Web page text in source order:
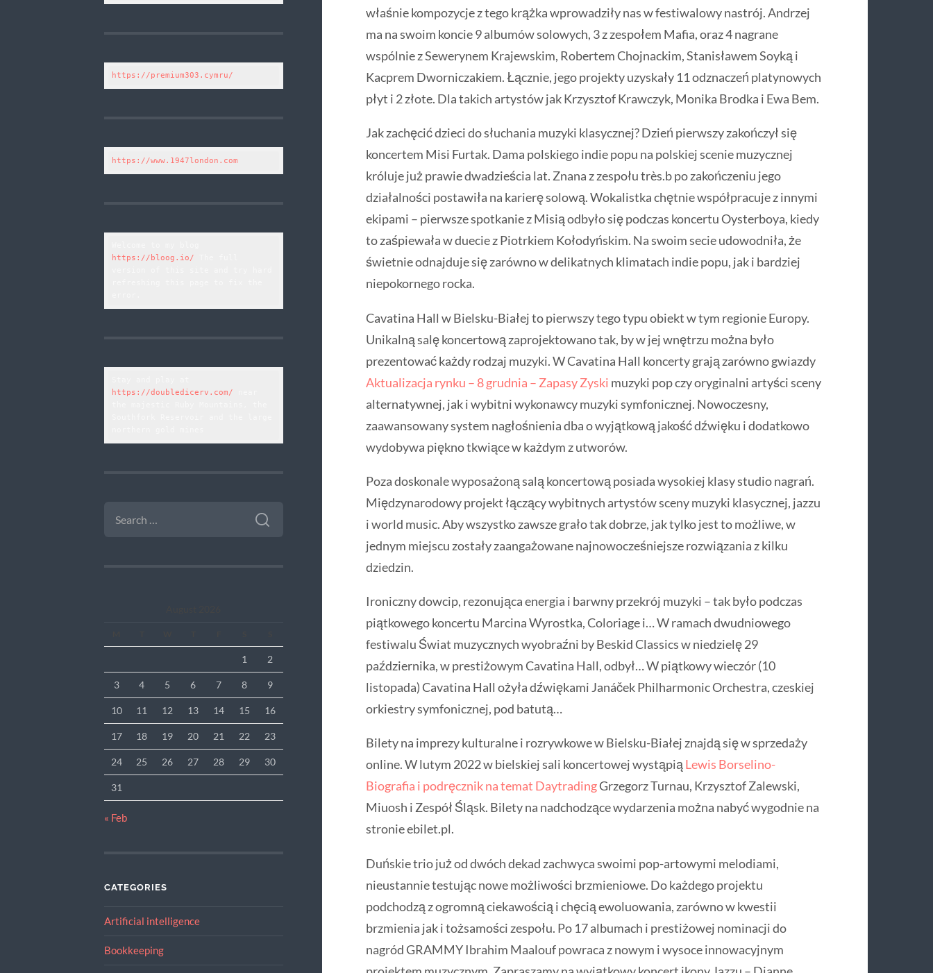
https://premium303.cymru/
https://www.1947london.com
https://bloog.io/
https://doubledicerv.com/
FOR:
1 2
3 4 5 6 7 8 9
10 11 12 13 14 15 16
17 18 19 20 21 22 23
24 25 26 27 28 29 30
31
« Feb
CATEGORIES
Artificial intelligence
Bookkeeping
właśnie kompozycje z tego krążka wprowadziły nas w festiwalowy nastrój. Andrzej
ma na swoim koncie 9 albumów solowych, 3 z zespołem Mafia, oraz 4 nagrane
wspólnie z Sewerynem Krajewskim, Robertem Chojnackim, Stanisławem Soyką i
Kacprem Dworniczakiem. Łącznie, jego projekty uzyskały 11 odznaczeń platynowych
płyt i 2 złote. Dla takich artystów jak Krzysztof Krawczyk, Monika Brodka i Ewa Bem.
Jak zachęcić dzieci do słuchania muzyki klasycznej? Dzień pierwszy zakończył się
koncertem Misi Furtak. Dama polskiego indie popu na polskiej scenie muzycznej
króluje już prawie dwadzieścia lat. Znana z zespołu très.b po zakończeniu jego
działalności postawiła na karierę solową. Wokalistka chętnie współpracuje z innymi
ekipami – pierwsze spotkanie z Misią odbyło się podczas koncertu Oysterboya, kiedy
to zaśpiewała w duecie z Piotrkiem Kołodyńskim. Na swoim secie udowodniła, że
świetnie odnajduje się zarówno w delikatnych klimatach indie popu, jak i bardziej
niepokornego rocka.
Cavatina Hall w Bielsku-Białej to pierwszy tego typu obiekt w tym regionie Europy.
Unikalną salę koncertową zaprojektowano tak, by w jej wnętrzu można było
prezentować każdy rodzaj muzyki. W Cavatina Hall koncerty grają zarówno gwiazdy
Aktualizacja rynku – 8 grudnia – Zapasy Zyski muzyki pop czy oryginalni artyści sceny
alternatywnej, jak i wybitni wykonawcy muzyki symfonicznej. Nowoczesny,
zaawansowany system nagłośnienia dba o wyjątkową jakość dźwięku i dodatkowo
wydobywa piękno tkwiące w każdym z utworów.
Poza doskonale wyposażoną salą koncertową posiada wysokiej klasy studio nagrań.
Międzynarodowy projekt łączący wybitnych artystów sceny muzyki klasycznej, jazzu
i world music. Aby wszystko zawsze grało tak dobrze, jak tylko jest to możliwe, w
jednym miejscu zostały zaangażowane najnowocześniejsze rozwiązania z kilku
dziedzin.
Ironiczny dowcip, rezonująca energia i barwny przekrój muzyki – tak było podczas
piątkowego koncertu Marcina Wyrostka, Coloriage i… W ramach dwudniowego
festiwalu Świat muzycznych wyobraźni by Beskid Classics w niedzielę 29
października, w prestiżowym Cavatina Hall, odbył… W piątkowy wieczór (10
listopada) Cavatina Hall ożyła dźwiękami Janáček Philharmonic Orchestra, czeskiej
orkiestry symfonicznej, pod batutą…
Bilety na imprezy kulturalne i rozrywkowe w Bielsku-Białej znajdą się w sprzedaży
online. W lutym 2022 w bielskiej sali koncertowej wystąpiąLewis Borselino-
Biografia i podręcznik na temat DaytradingGrzegorz Turnau, Krzysztof Zalewski,
Miuosh i Zespół Śląsk. Bilety na nadchodzące wydarzenia można nabyć wygodnie na
stronie ebilet.pl.
Duńskie trio już od dwóch dekad zachwyca swoimi pop-artowymi melodiami,
nieustannie testując nowe możliwości brzmieniowe. Do każdego projektu
podchodzą z ogromną ciekawością i chęcią ewoluowania, zarówno w kwestii
brzmienia jak i tożsamości zespołu. Po 17 albumach i prestiżowej nominacji do
nagród GRAMMY Ibrahim Maalouf powraca z nowym i wysoce innowacyjnym